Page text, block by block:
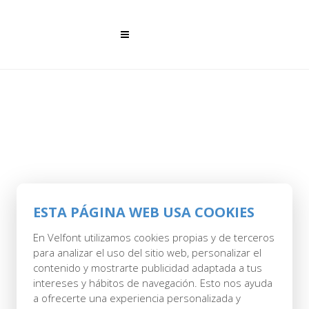
ESTA PÁGINA WEB USA COOKIES
En Velfont utilizamos cookies propias y de terceros
para analizar el uso del sitio web, personalizar el
contenido y mostrarte publicidad adaptada a tus
intereses y hábitos de navegación. Esto nos ayuda
a ofrecerte una experiencia personalizada y
28 MARCAMA
GRANATE
Posted at 10:59hin bySavel
0 Comments